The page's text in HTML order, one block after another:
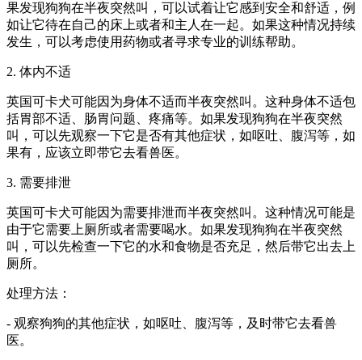
果发现狗狗在半夜突然叫，可以试着让它感到安全和舒适，例
如让它待在自己的床上或者和主人在一起。如果这种情况持续
发生，可以考虑使用药物或者寻求专业的训练帮助。
2. 体内不适
英国可卡犬可能因为身体不适而半夜突然叫。这种身体不适包
括胃部不适、肠胃问题、疼痛等。如果发现狗狗在半夜突然
叫，可以先观察一下它是否有其他症状，如呕吐、腹泻等，如
果有，应该立即带它去看兽医。
3. 需要排泄
英国可卡犬可能因为需要排泄而半夜突然叫。这种情况可能是
由于它需要上厕所或者需要喝水。如果发现狗狗在半夜突然
叫，可以先检查一下它的水和食物是否充足，然后带它出去上
厕所。
处理方法：
- 观察狗狗的其他症状，如呕吐、腹泻等，及时带它去看兽
医。